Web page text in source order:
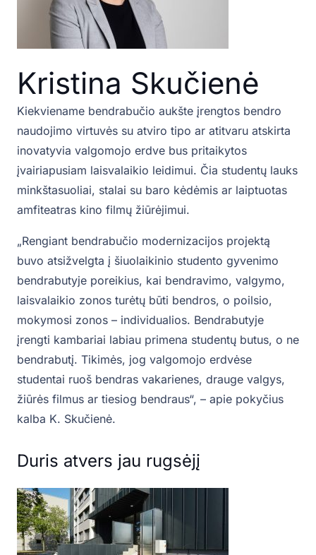
Kristina Skučienė
Kiekviename bendrabučio aukšte įrengtos bendro
naudojimo virtuvės su atviro tipo ar atitvaru atskirta
inovatyvia valgomojo erdve bus pritaikytos
įvairiapusiam laisvalaikio leidimui. Čia studentų lauks
minkštasuoliai, stalai su baro kėdėmis ar laiptuotas
amfiteatras kino filmų žiūrėjimui.
„Rengiant bendrabučio modernizacijos projektą
buvo atsižvelgta į šiuolaikinio studento gyvenimo
bendrabutyje poreikius, kai bendravimo, valgymo,
laisvalaikio zonos turėtų būti bendros, o poilsio,
mokymosi zonos – individualios. Bendrabutyje
įrengti kambariai labiau primena studentų butus, o ne
bendrabutį. Tikimės, jog valgomojo erdvėse
studentai ruoš bendras vakarienes, drauge valgys,
žiūrės filmus ar tiesiog bendraus“, – apie pokyčius
kalba K. Skučienė.
Duris atvers jau rugsėjį